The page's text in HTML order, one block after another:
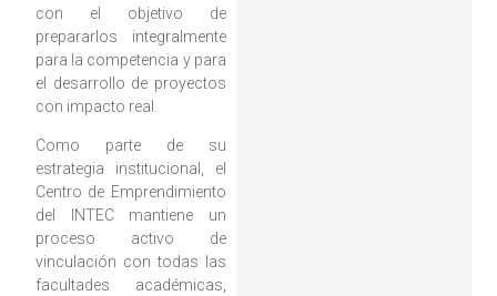
con el objetivo de
prepararlos integralmente
para la competencia y para
el desarrollo de proyectos
con impacto real.
Como parte de su
estrategia institucional, el
Centro de Emprendimiento
del INTEC mantiene un
proceso activo de
vinculación con todas las
facultades académicas,